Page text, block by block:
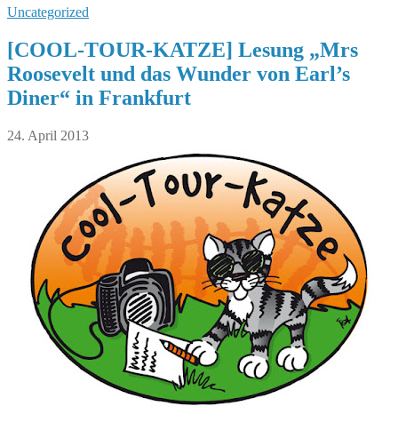
Uncategorized
[COOL-TOUR-KATZE] Lesung „Mrs
Roosevelt und das Wunder von Earl’s
Diner“ in Frankfurt
24. April 2013